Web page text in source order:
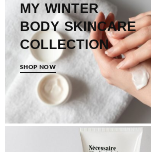
MY WINTER
BODY SKINCARE
COLLECTION
SHOP NOW